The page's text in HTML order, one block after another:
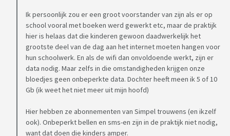
Ik persoonlijk zou er een groot voorstander van zijn als er op
school vooral met boeken werd gewerkt etc, maar de praktijk
hier is helaas dat die kinderen gewoon daadwerkelijk het
grootste deel van de dag aan het internet moeten hangen voor
hun schoolwerk. En als de wifi dan onvoldoende werkt, zijn er
data nodig. Maar zelfs in die omstandigheden krijgen onze
bloedjes geen onbeperkte data. Dochter heeft meen ik 5 of 10
Gb (ik weet het niet meer uit mijn hoofd)
Hier hebben ze abonnementen van Simpel trouwens (en ikzelf
ook). Onbeperkt bellen en sms-en zijn in de praktijk niet nodig,
want dat doen die kinders amper.